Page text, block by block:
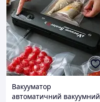
Вакууматор
автоматичний вакуумний